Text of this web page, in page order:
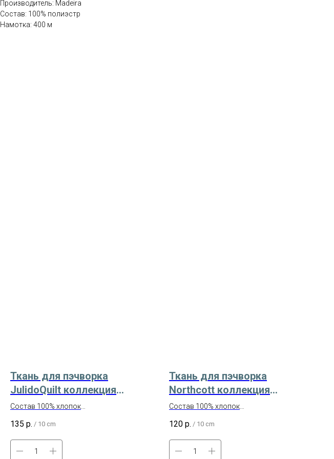
Производитель: Madeira
Состав: 100% полиэстр
Намотка: 400 м
Ткань для пэчворка
JulidoQuilt коллекция
Тыквенная ферма Арт. 3204
Состав 100% хлопок
Производитель - JulidoQuilt (Россия)
135 р. / 10 cm
Ткань для пэчворка
Northcott коллекция
Crackle Арт. 9045-49
Состав 100% хлопок
Американский хлопок
120 р. / 10 cm